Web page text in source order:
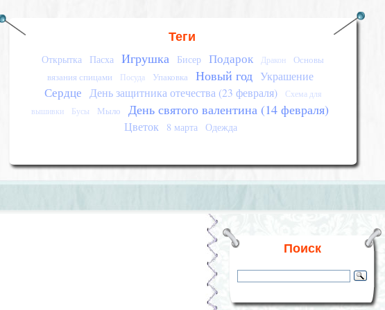
Теги
Открытка Пасха Игрушка Бисер Подарок Дракон
Основы
вязания спицами
Посуда Упаковка Новый год Украшение
Сердце День защитника отечества (23 февраля)
Схема для
вышивки
Бусы Мыло День святого валентина (14 февраля)
Цветок 8 марта Одежда
Поиск